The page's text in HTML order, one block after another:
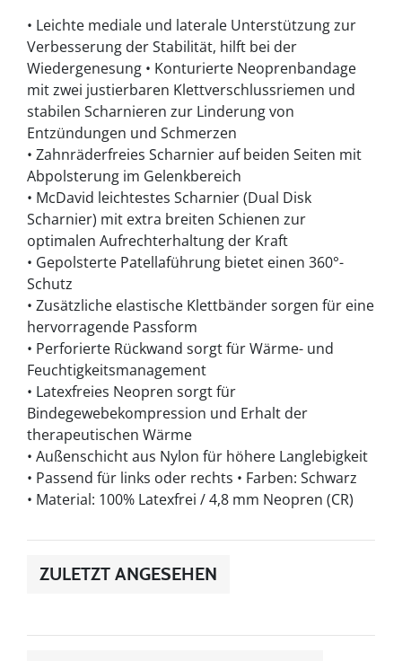
• Leichte mediale und laterale Unterstützung zur
Verbesserung der Stabilität, hilft bei der
Wiedergenesung • Konturierte Neoprenbandage
mit zwei justierbaren Klettverschlussriemen und
stabilen Scharnieren zur Linderung von
Entzündungen und Schmerzen
• Zahnräderfreies Scharnier auf beiden Seiten mit
Abpolsterung im Gelenkbereich
• McDavid leichtestes Scharnier (Dual Disk
Scharnier) mit extra breiten Schienen zur
optimalen Aufrechterhaltung der Kraft
• Gepolsterte Patellaführung bietet einen 360°-
Schutz
• Zusätzliche elastische Klettbänder sorgen für eine
hervorragende Passform
• Perforierte Rückwand sorgt für Wärme- und
Feuchtigkeitsmanagement
• Latexfreies Neopren sorgt für
Bindegewebekompression und Erhalt der
therapeutischen Wärme
• Außenschicht aus Nylon für höhere Langlebigkeit
• Passend für links oder rechts • Farben: Schwarz
• Material: 100% Latexfrei / 4,8 mm Neopren (CR)
ZULETZT ANGESEHEN